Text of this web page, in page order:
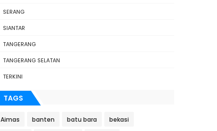
SERANG
SIANTAR
TANGERANG
TANGERANG SELATAN
TERKINI
TAGS
Aimas banten batu bara bekasi